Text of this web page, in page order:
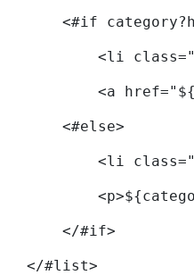
<#if
<li
<a
<#else>
<li
</#if>
</#list>